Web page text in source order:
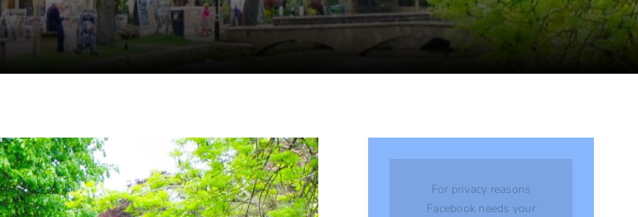
For privacy reasons
Facebook needs your